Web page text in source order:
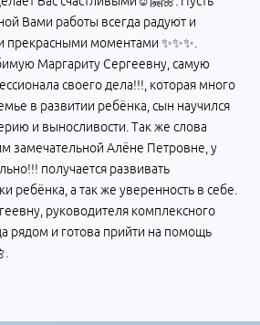
Вами работы всегда радуют и
моментами ✨✨✨.
Маргариту Сергеевну, самую
своего дела!!!, которая много
в развитии ребёнка, сын научился
и выносливости. Так же слова
замечательной Алёне Петровне, у
получается развивать
ребёнка, а так же уверенность в себе.
руководителя комплексного
рядом и готова прийти на помощь